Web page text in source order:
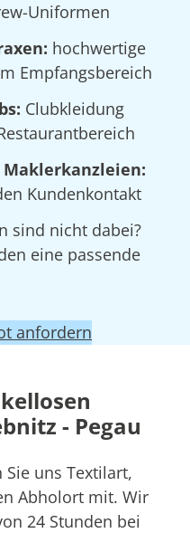
Uniformen
hochwertige
Empfangsbereich
Clubkleidung
Kundenkontakt
sind nicht dabei?
eine passende
anfordern
- Pegau
Sie uns Textilart,
Abholort mit. Wir
24 Stunden bei